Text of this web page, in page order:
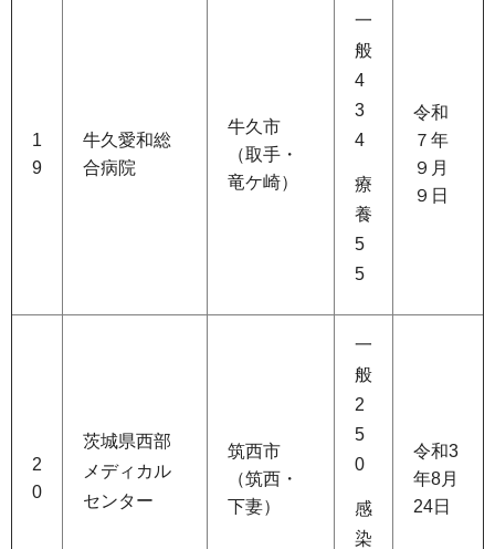
1
9
牛久愛和総
合病院
牛久市
（取手・
竜ケ崎）
一
般
4
3
4
療
養
5
5
令和
７年
９月
９日
2
0
茨城県西部
メディカル
センター
筑西市
（筑西・
下妻）
一
般
2
5
0
感
染
令和3
年8月
24日